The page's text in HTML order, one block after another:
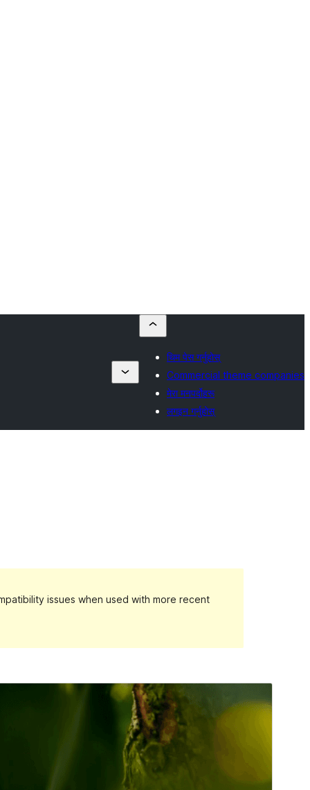
थिम पेस गर्नुहोस्
Commercial theme companies
मेरा मनपर्दोहरू
लगइन गर्नुहोस्
issues when used with more recent
पूर्वावलोकन गर्नुहोस् डाउनलोड गर्नुहोस्
फेब्रुअरी 9, 2022